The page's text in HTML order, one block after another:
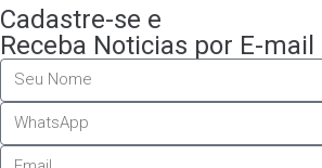
Cadastre-se e
Receba Noticias por E-mail